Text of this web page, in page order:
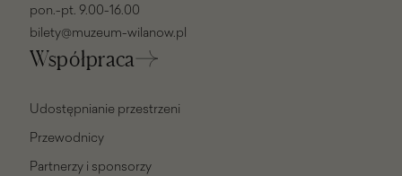
pon.-pt. 9.00-16.00
bilety@muzeum-wilanow.pl
Współpraca
Udostępnianie przestrzeni
Przewodnicy
Partnerzy i sponsorzy